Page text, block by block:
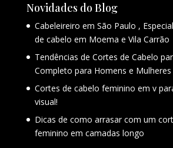
Novidades do Blog
Cabeleireiro em São Paulo ,
de cabelo em Moema e Vila Carrão
Tendências de Cortes de Cabelo
Completo para Homens e Mulheres
Cortes de cabelo feminino em v
visual!
Dicas de como arrasar com um
feminino em camadas longo